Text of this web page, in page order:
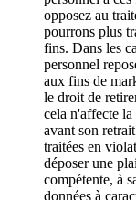
opposez au
pourrons plus
fins. Dans les
personnel
aux fins de
le droit de
cela n'affecte
avant son
traitées en
déposer une
compétente, à
données à